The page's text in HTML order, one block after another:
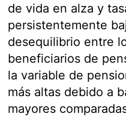
de vida en alza y
persistentemente
desequilibrio entre
beneficiarios de
la variable de
más altas debido a
mayores